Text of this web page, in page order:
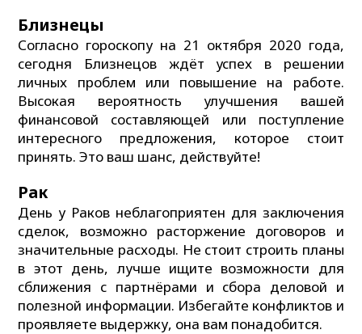
Близнецы
Согласно гороскопу на 21 октября 2020 года,
сегодня Близнецов ждёт успех в решении
личных проблем или повышение на работе.
Высокая вероятность улучшения вашей
финансовой составляющей или поступление
интересного предложения, которое стоит
принять. Это ваш шанс, действуйте!
Рак
День у Раков неблагоприятен для заключения
сделок, возможно расторжение договоров и
значительные расходы. Не стоит строить планы
в этот день, лучше ищите возможности для
сближения с партнёрами и сбора деловой и
полезной информации. Избегайте конфликтов и
проявляете выдержку, она вам понадобится.